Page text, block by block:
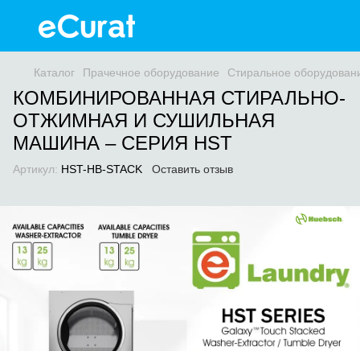
Каталог Прачечное оборудование Стиральное
КОМБИНИРОВАННАЯ СТИРАЛЬНО-
ОТЖИМНАЯ И СУШИЛЬНАЯ
МАШИНА – СЕРИЯ HST
Артикул: HST-HB-STACK Оставить отзыв